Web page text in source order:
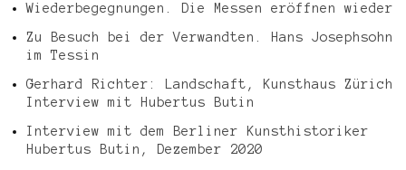
Wiederbegegnungen. Die Messen eröffnen wieder
Zu Besuch bei der Verwandten. Hans Josephsohn
im Tessin
Gerhard Richter: Landschaft, Kunsthaus Zürich
Interview mit Hubertus Butin
Interview mit dem Berliner Kunsthistoriker
Hubertus Butin, Dezember 2020